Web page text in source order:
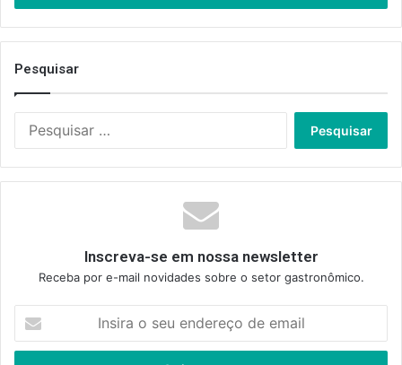
Pesquisar
Inscreva-se em nossa newsletter
Receba por e-mail novidades sobre o setor gastronômico.
seu